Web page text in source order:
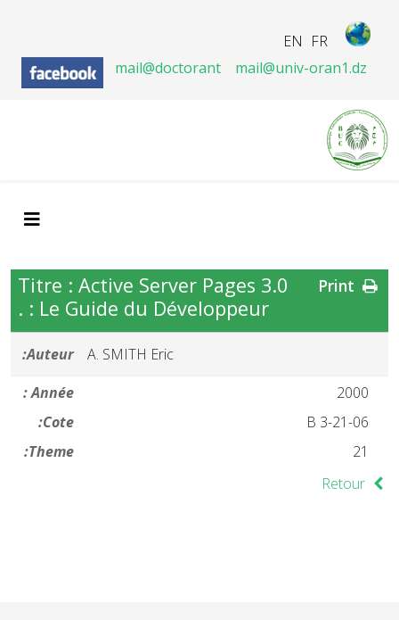
FR
EN
mail@doctorant
mail@univ-oran1.dz
Titre : Active Server Pages 3.0
: Le Guide du Développeur .
Auteur:
A. SMITH Eric
Année :
2000
Cote:
21-06-B 3
Theme:
21
Retour